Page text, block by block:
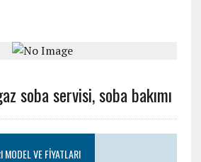
soba servisi, soba bakımı
VE FIYATLARI